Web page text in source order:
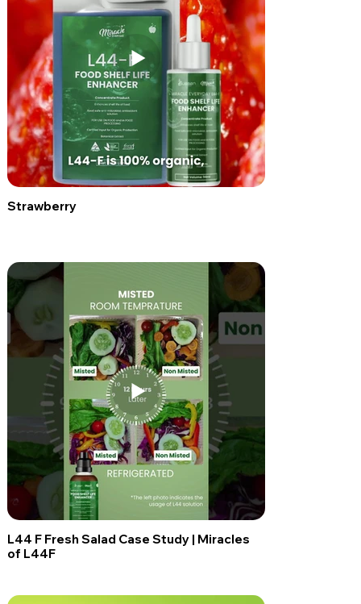
Strawberry
L44 F Fresh Salad Case Study | Miracles
of L44F